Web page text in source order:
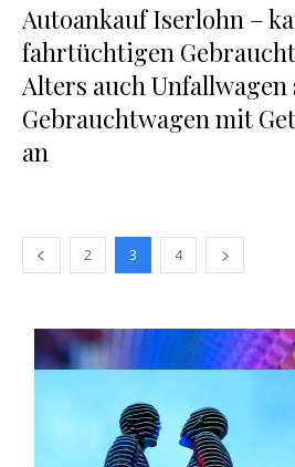
Autoankauf Iserlohn –
fahrtüchtigen
Alters auch Unfallwagen
Gebrauchtwagen mit
an
2 3 4